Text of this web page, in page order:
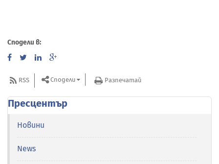
Сподели в:
RSS Сподели Разпечатай
Пресцентър
Новини
News